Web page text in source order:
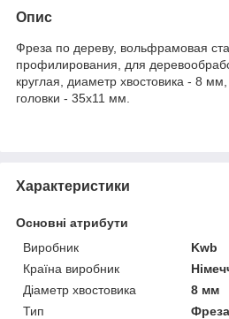
Опис
Фреза по дереву, вольфрамовая
профилирования, для
круглая, диаметр хвостовика - 8
головки - 35х11 мм.
Характеристики
Основні атрибути
Виробник
Kwb
Країна виробник
Діаметр хвостовика
8 мм
Тип
Фреза